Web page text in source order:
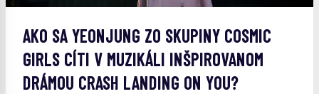
AKO SA YEONJUNG ZO SKUPINY COSMIC
GIRLS CÍTI V MUZIKÁLI INŠPIROVANOM
DRÁMOU CRASH LANDING ON YOU?